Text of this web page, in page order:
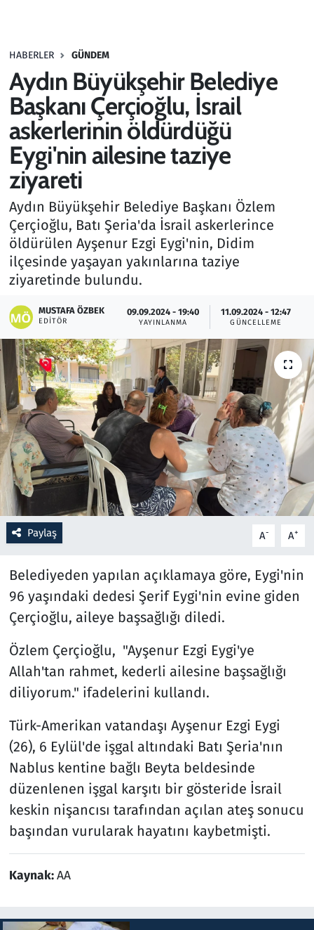
HABERLER GÜNDEM
Aydın Büyükşehir Belediye
Başkanı Çerçioğlu, İsrail
askerlerinin öldürdüğü
Eygi'nin ailesine taziye
ziyareti
Aydın Büyükşehir Belediye Başkanı Özlem
Çerçioğlu, Batı Şeria'da İsrail askerlerince
öldürülen Ayşenur Ezgi Eygi'nin, Didim
ilçesinde yaşayan yakınlarına taziye
ziyaretinde bulundu.
MUSTAFA ÖZBEK
EDITÖR
09.09.2024 - 19:40
YAYINLANMA
11.09.2024 - 12:47
GÜNCELLEME
Paylaş A- A+
Belediyeden yapılan açıklamaya göre, Eygi'nin
96 yaşındaki dedesi Şerif Eygi'nin evine giden
Çerçioğlu, aileye başsağlığı diledi.
Özlem Çerçioğlu, "Ayşenur Ezgi Eygi'ye
Allah'tan rahmet, kederli ailesine başsağlığı
diliyorum." ifadelerini kullandı.
Türk-Amerikan vatandaşı Ayşenur Ezgi Eygi
(26), 6 Eylül'de işgal altındaki Batı Şeria'nın
Nablus kentine bağlı Beyta beldesinde
düzenlenen işgal karşıtı bir gösteride İsrail
keskin nişancısı tarafından açılan ateş sonucu
başından vurularak hayatını kaybetmişti.
Kaynak:AA
Haber
Kültür Sanat
Kurumsal Haberler
Lezzet Durağı
Memur ve Kamu
Otomobil
Oyun
Ramazan
Resmi İlanlar
Rüya Tabirleri
Sağlık
Savunma Sanayi
Seçim 2023
Spor
Televizyon